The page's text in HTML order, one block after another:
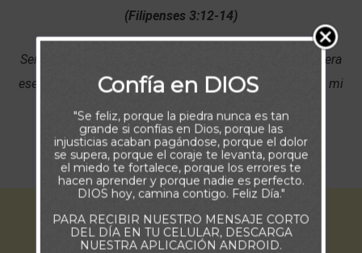
(Filipenses 3:12-14)
Señor, Guía mis pasos para encontrar desde mi verdadera
esencia el propósito al que me has llamado. Determina mi
espíritu para proseguir cada día la meta de servirte,
obedecerte y aprender más de Tu grandeza, poder y
misericordia . Amén.
Confía en DIOS
"Se feliz, porque la piedra nunca es tan
grande si confías en Dios, porque las
injusticias acaban pagándose, porque el dolor
se supera, porque el coraje te levanta, porque
el miedo te fortalece, porque los errores te
hacen aprender y porque nadie es perfecto.
DIOS hoy, camina contigo. Feliz Día."
PARA RECIBIR NUESTRO MENSAJE CORTO
DEL DÍA EN TU CELULAR, DESCARGA
NUESTRA APLICACIÓN ANDROID.